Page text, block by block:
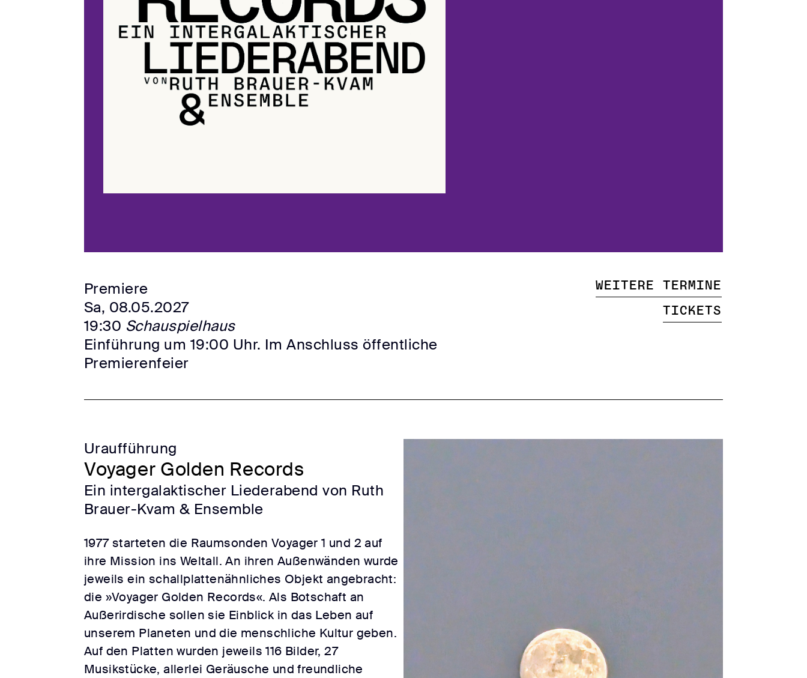
Premiere
Sa, 08.05.2027
19:30 Schauspielhaus
Einführung um 19:00 Uhr. Im Anschluss öffentliche
Premierenfeier
Weitere Termine
Tickets
Uraufführung
Voyager Golden Records
Ein intergalaktischer Liederabend von Ruth
Brauer-Kvam & Ensemble
1977 starteten die Raumsonden Voyager 1 und 2 auf
ihre Mission ins Weltall. An ihren Außenwänden wurde
jeweils ein schallplattenähnliches Objekt angebracht:
die »Voyager Golden Records«. Als Botschaft an
Außerirdische sollen sie Einblick in das Leben auf
unserem Planeten und die menschliche Kultur geben.
Auf den Platten wurden jeweils 116 Bilder, 27
Musikstücke, allerlei Geräusche und freundliche